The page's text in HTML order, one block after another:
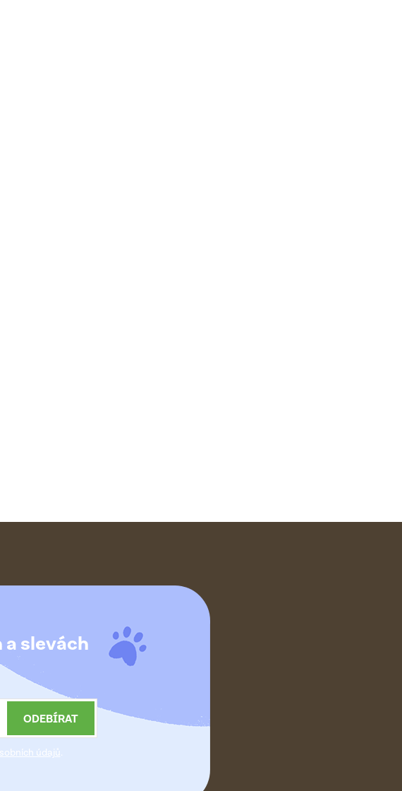
a slevách
údajů.
ODEBÍRAT